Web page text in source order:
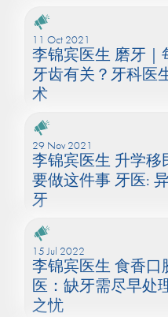
11 Oct 2021
李锦宾医生 磨牙
牙齿有关？牙科医
术
29 Nov 2021
李锦宾医生 升学
要做这件事 牙医:
牙
15 Jul 2022
李锦宾医生 食香
医：缺牙需尽早处
之忧